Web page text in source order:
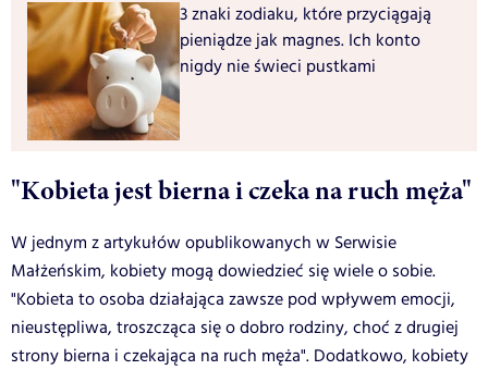
3 znaki zodiaku, które przyciągają
pieniądze jak magnes. Ich konto
nigdy nie świeci pustkami
"Kobieta jest bierna i czeka na ruch męża"
W jednym z artykułów opublikowanych w Serwisie
Małżeńskim, kobiety mogą dowiedzieć się wiele o sobie.
"Kobieta to osoba działająca zawsze pod wpływem emocji,
nieustępliwa, troszcząca się o dobro rodziny, choć z drugiej
strony bierna i czekająca na ruch męża". Dodatkowo, kobiety